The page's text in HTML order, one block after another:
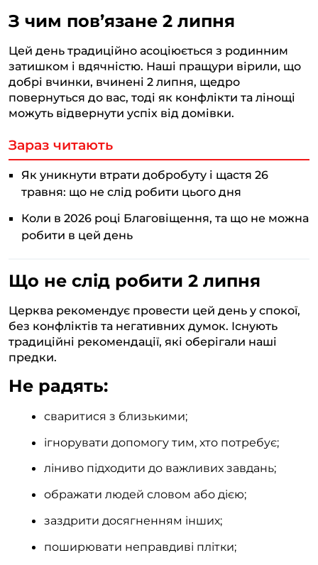
З чим пов’язане 2 липня
Цей день традиційно асоціюється з родинним
затишком і вдячністю. Наші пращури вірили, що
добрі вчинки, вчинені 2 липня, щедро
повернуться до вас, тоді як конфлікти та лінощі
можуть відвернути успіх від домівки.
Зараз читають
Як уникнути втрати добробуту і щастя 26
травня: що не слід робити цього дня
Коли в 2026 році Благовіщення, та що не можна
робити в цей день
Що не слід робити 2 липня
Церква рекомендує провести цей день у спокої,
без конфліктів та негативних думок. Існують
традиційні рекомендації, які оберігали наші
предки.
Не радять:
сваритися з близькими;
ігнорувати допомогу тим, хто потребує;
ліниво підходити до важливих завдань;
ображати людей словом або дією;
заздрити досягненням інших;
поширювати неправдиві плітки;